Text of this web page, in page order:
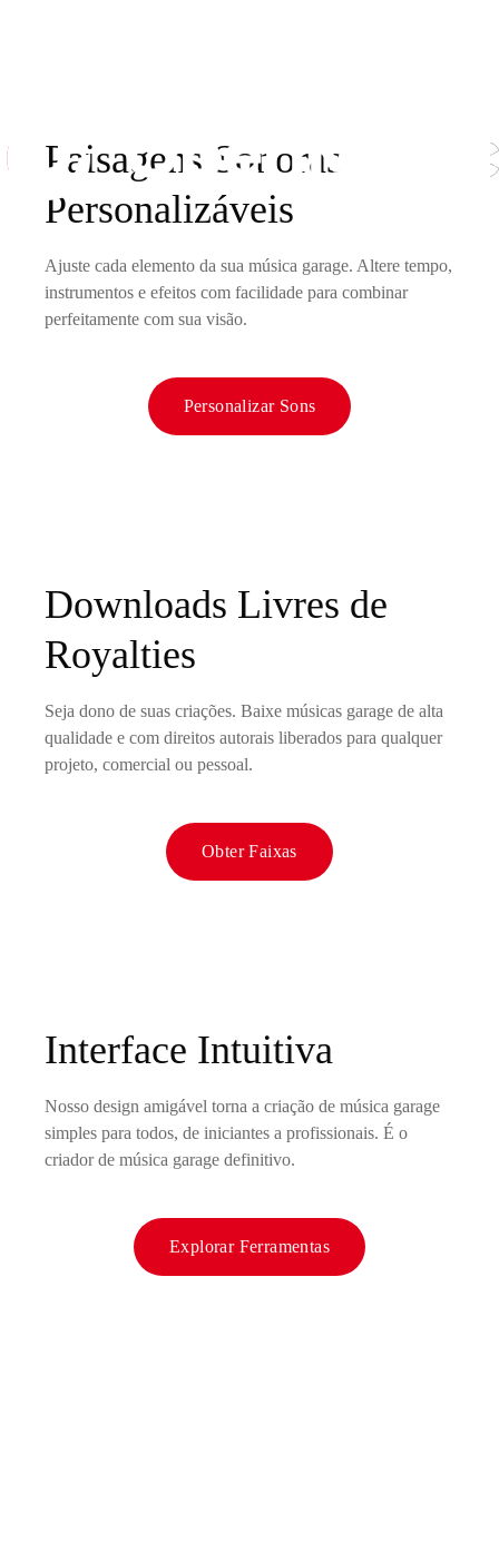
Paisagens Sonoras
Personalizáveis
Ajuste cada elemento da sua música garage. Altere tempo,
instrumentos e efeitos com facilidade para combinar
perfeitamente com sua visão.
Personalizar Sons
Downloads Livres de
Royalties
Seja dono de suas criações. Baixe músicas garage de alta
qualidade e com direitos autorais liberados para qualquer
projeto, comercial ou pessoal.
Obter Faixas
Interface Intuitiva
Nosso design amigável torna a criação de música garage
simples para todos, de iniciantes a profissionais. É o
criador de música garage definitivo.
Explorar Ferramentas